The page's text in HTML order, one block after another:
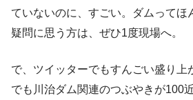
ていないのに、すごい。ダムってほ
疑問に思う方は、ぜひ1度現場へ。
で、ツイッターでもすんごい盛り上
でも川治ダム関連のつぶやきが100